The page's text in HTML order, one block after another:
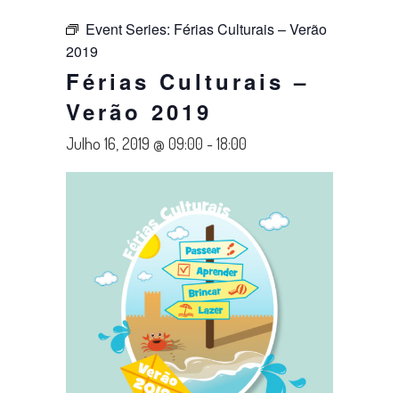
Event Series: Férias Culturais – Verão
2019
Férias Culturais –
Verão 2019
Julho 16, 2019 @ 09:00 -18:00